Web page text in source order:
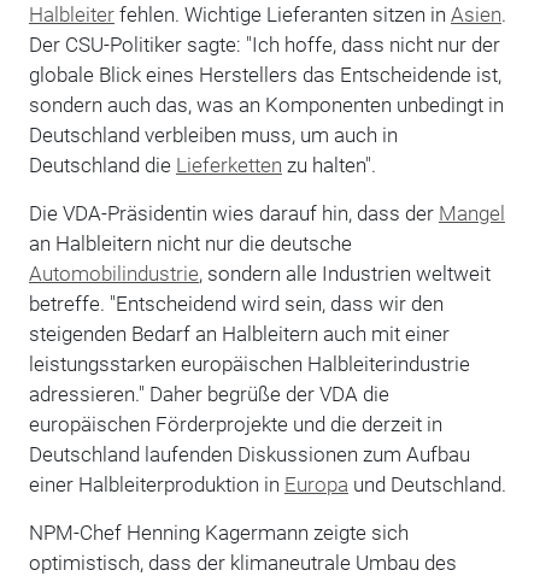
Halbleiterfehlen. Wichtige Lieferanten sitzen in Asien.
Der CSU-Politiker sagte: "Ich hoffe, dass nicht nur der
globale Blick eines Herstellers das Entscheidende ist,
sondern auch das, was an Komponenten unbedingt in
Deutschland verbleiben muss, um auch in
Deutschland die Lieferketten zu halten".
Die VDA-Präsidentin wies darauf hin, dass der Mangel
an Halbleitern nicht nur die deutsche
Automobilindustrie, sondern alle Industrien weltweit
betreffe. "Entscheidend wird sein, dass wir den
steigenden Bedarf an Halbleitern auch mit einer
leistungsstarken europäischen Halbleiterindustrie
adressieren." Daher begrüße der VDA die
europäischen Förderprojekte und die derzeit in
Deutschland laufenden Diskussionen zum Aufbau
einer Halbleiterproduktion in Europa und Deutschland.
NPM-Chef Henning Kagermann zeigte sich
optimistisch, dass der klimaneutrale Umbau des